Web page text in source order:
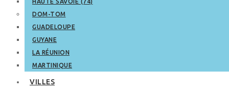
DOM-TOM
GUADELOUPE
GUYANE
LA RÉUNION
MARTINIQUE
VILLES